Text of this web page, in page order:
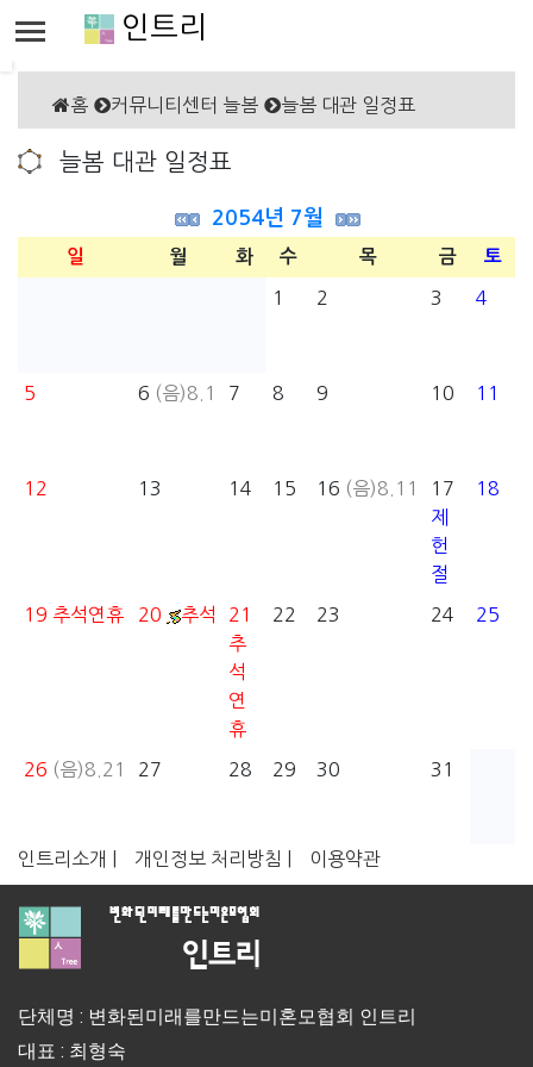
인트리
홈 커뮤니티센터 늘봄 늘봄 대관 일정표
늘봄 대관 일정표
2054년 7월
일 월 화 수 목 금 토
1 2 3 4
5 6 (음)8.1 7 8 9 10 11
12 13 14 15 16 (음)8.11
17
제
헌
절
18
19 추석연휴 20 추석
21
추
석
연
휴
22 23 24 25
26 (음)8.21 27 28 29 30 31
인트리소개 | 개인정보 처리방침 | 이용약관
단체명 : 변화된미래를만드는미혼모협회 인트리
대표 : 최형숙